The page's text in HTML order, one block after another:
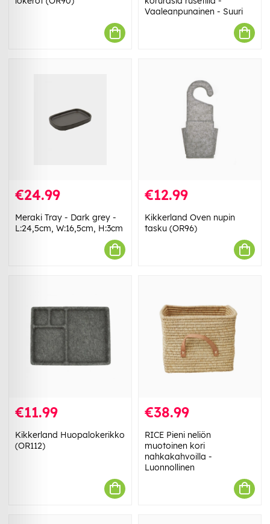
Vaaleanpunainen - Suuri
€24.99
Meraki Tray - Dark grey -
L:24,5cm, W:16,5cm, H:3cm
€12.99
Kikkerland Oven nupin
tasku (OR96)
€11.99
Kikkerland Huopalokerikko
(OR112)
€38.99
RICE Pieni neliön
muotoinen kori
nahkakahvoilla -
Luonnollinen